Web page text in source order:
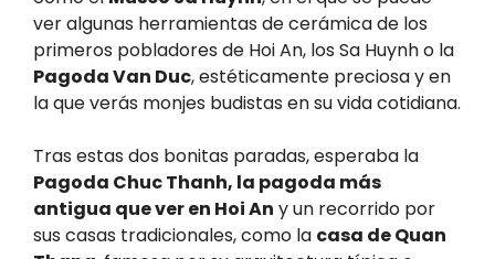
ver algunas herramientas de cerámica de los
primeros pobladores de Hoi An, los Sa Huynh o la
Pagoda Van Duc, estéticamente preciosa y en
la que verás monjes budistas en su vida cotidiana.
Tras estas dos bonitas paradas, esperaba la
Pagoda Chuc Thanh, la pagoda más
antigua que ver en Hoi An y un recorrido por
sus casas tradicionales, como la casa de Quan